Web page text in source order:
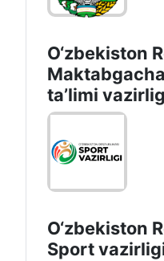
O‘zbekiston
taʼlimi
O‘zbekiston
Sport